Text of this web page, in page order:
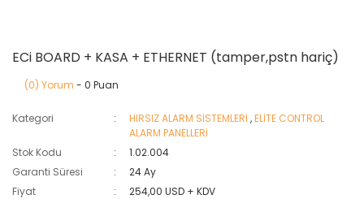
ECi BOARD + KASA + ETHERNET (tamper,pstn hariç)
(0) Yorum - 0 Puan
Kategori HIRSIZ ALARM SİSTEMLERİ ,ELİTE CONTROL
ALARM PANELLERİ
Stok Kodu
1.02.004
Garanti Süresi
24 Ay
Fiyat
254,00 USD + KDV